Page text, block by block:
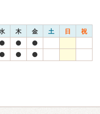
木 金 土 日 祝